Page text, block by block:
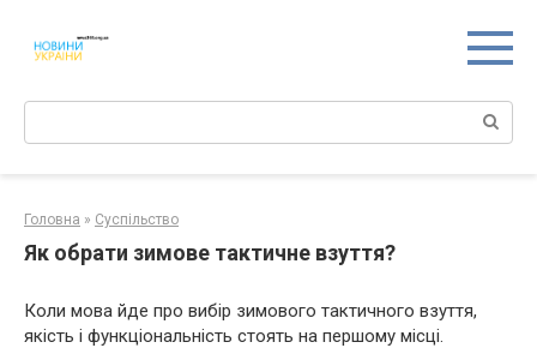
контенту
Поиск:
Головна » Суспільство
Як обрати зимове тактичне взуття?
Коли мова йде про вибір зимового тактичного взуття,
якість і функціональність стоять на першому місці.